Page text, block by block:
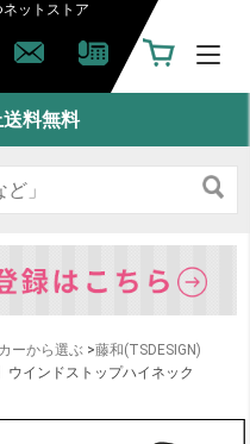
ットストア
料無料
ーから選ぶ >藤和(TSDESIGN)
ウインドストップハイネック